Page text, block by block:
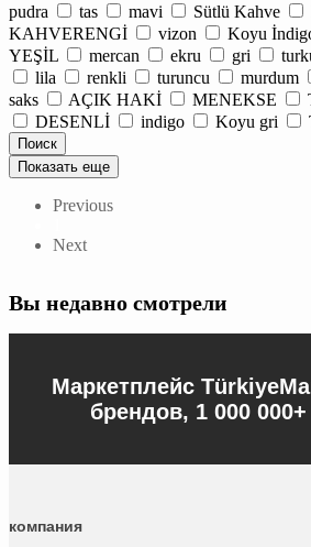
pudra
tas mavi Sütlü Kahve
KAHVERENGİ
vizon Koyu
YEŞİL
mercan ekru gri
lila
renkli turuncu murdum
saks
AÇIK HAKİ MENEKSE
DESENLİ
indigo Koyu gri
Показать еще
Previous
Next
Вы недавно смотрели
Маркетплейс
брендов, 1 000
компания